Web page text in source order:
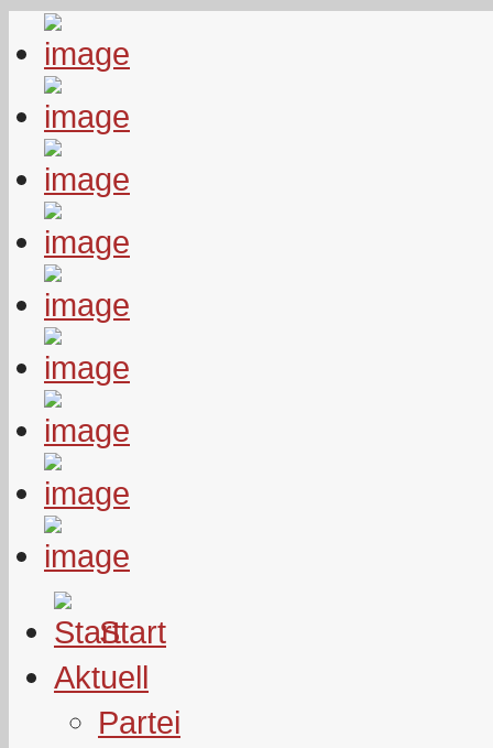
Start
Aktuell
Partei